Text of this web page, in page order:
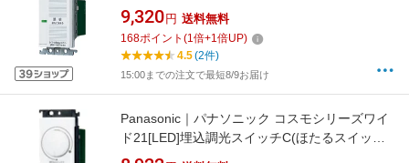
付あけたらタイマ(2線式) コスモシリーズワイ
ド21 ホワイト WTC5331WK [スイッチ付き（一
括）][WTC5331WK]
9,320 円 送料無料
168ポイント (1倍+1倍UP)
4.5(2件)
15:00までの注文で最短8/9お届け
Panasonic｜パナソニック コスモシリーズワイ
ド21[LED]埋込調光スイッチC(ほたるスイッチ
C) WTC57521W ホワイト[WTC57521W]